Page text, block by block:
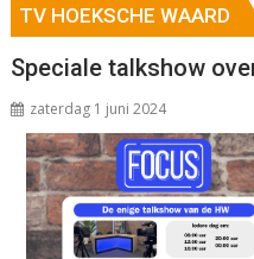
TV HOEKSCHE WAARD
Speciale talkshow
zaterdag 1 juni 2024